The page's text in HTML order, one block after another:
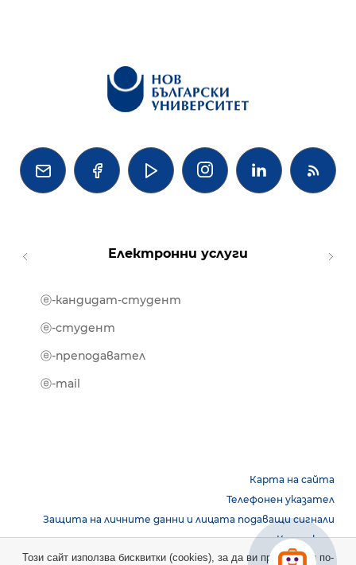
   
Електронни услуги
ⓔ-кандидат-студент
ⓔ-студент
ⓔ-преподавател
ⓔ-mail
Карта на сайта
Телефонен указател
Защита на личните данни и лицата подаващи сигнали
Контакти
Този сайт използва бисквитки (cookies), за да ви предостави по-